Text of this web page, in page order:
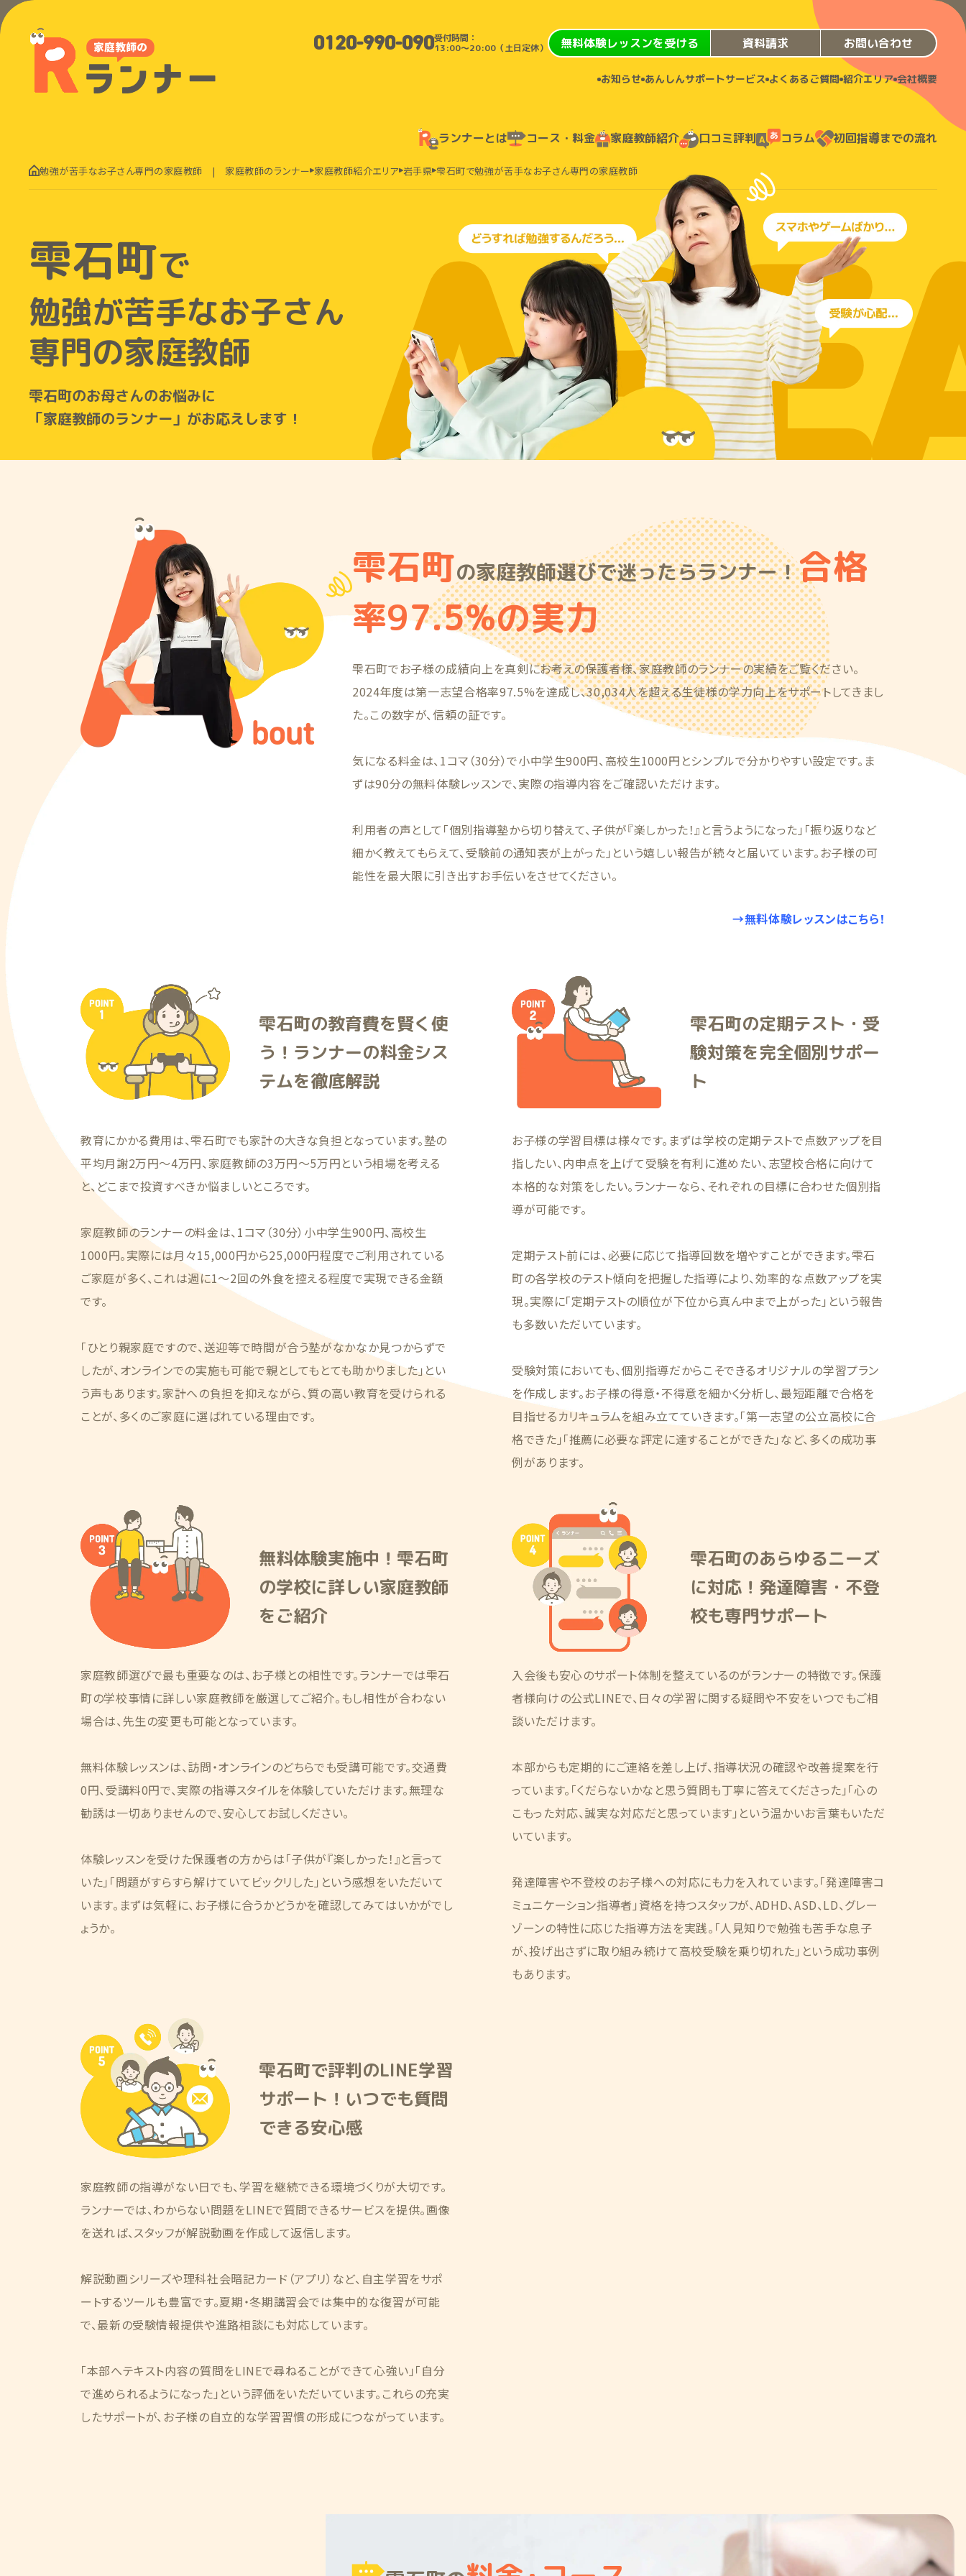
0120-990-090受付時間：
13:00〜20:00（土日定休）
無料体験レッスンを受ける 資料請求 お問い合わせ
お知らせ あんしんサポートサービス よくあるご質問 紹介エリア 会社概要
ランナーとは コース・料金 家庭教師紹介 口コミ評判 コラム 初回指導までの流れ
勉強が苦手なお子さん専門の家庭教師 | 家庭教師のランナー 家庭教師紹介エリア 岩手県 雫石町で勉強が苦手なお子さん専門の家庭教師
雫石町で
勉強が苦手なお子さん
専門の家庭教師
雫石町のお母さんのお悩みに
「家庭教師のランナー」がお応えします！
雫石町の家庭教師選びで迷ったらランナー！合格
率97.5%の実力
雫石町でお子様の成績向上を真剣にお考えの保護者様、家庭教師のランナーの実績をご覧ください。
2024年度は第一志望合格率97.5%を達成し、30,034人を超える生徒様の学力向上をサポートしてきまし
た。この数字が、信頼の証です。
気になる料金は、1コマ（30分）で小中学生900円、高校生1000円とシンプルで分かりやすい設定です。ま
ずは90分の無料体験レッスンで、実際の指導内容をご確認いただけます。
利用者の声として「個別指導塾から切り替えて、子供が『楽しかった！』と言うようになった」「振り返りなど
細かく教えてもらえて、受験前の通知表が上がった」という嬉しい報告が続々と届いています。お子様の可
能性を最大限に引き出すお手伝いをさせてください。
→無料体験レッスンはこちら！
雫石町の教育費を賢く使
う！ランナーの料金シス
テムを徹底解説
教育にかかる費用は、雫石町でも家計の大きな負担となっています。塾の
平均月謝2万円〜4万円、家庭教師の3万円〜5万円という相場を考える
と、どこまで投資すべきか悩ましいところです。
家庭教師のランナーの料金は、1コマ（30分）小中学生900円、高校生
1000円。実際には月々15,000円から25,000円程度でご利用されている
ご家庭が多く、これは週に1〜2回の外食を控える程度で実現できる金額
です。
「ひとり親家庭ですので、送迎等で時間が合う塾がなかなか見つからずで
したが、オンラインでの実施も可能で親としてもとても助かりました」とい
う声もあります。家計への負担を抑えながら、質の高い教育を受けられる
ことが、多くのご家庭に選ばれている理由です。
雫石町の定期テスト・受
験対策を完全個別サポー
ト
お子様の学習目標は様々です。まずは学校の定期テストで点数アップを目
指したい、内申点を上げて受験を有利に進めたい、志望校合格に向けて
本格的な対策をしたい。ランナーなら、それぞれの目標に合わせた個別指
導が可能です。
定期テスト前には、必要に応じて指導回数を増やすことができます。雫石
町の各学校のテスト傾向を把握した指導により、効率的な点数アップを実
現。実際に「定期テストの順位が下位から真ん中まで上がった」という報告
も多数いただいています。
受験対策においても、個別指導だからこそできるオリジナルの学習プラン
を作成します。お子様の得意・不得意を細かく分析し、最短距離で合格を
目指せるカリキュラムを組み立てていきます。「第一志望の公立高校に合
格できた」「推薦に必要な評定に達することができた」など、多くの成功事
例があります。
無料体験実施中！雫石町
の学校に詳しい家庭教師
をご紹介
家庭教師選びで最も重要なのは、お子様との相性です。ランナーでは雫石
町の学校事情に詳しい家庭教師を厳選してご紹介。もし相性が合わない
場合は、先生の変更も可能となっています。
無料体験レッスンは、訪問・オンラインのどちらでも受講可能です。交通費
0円、受講料0円で、実際の指導スタイルを体験していただけます。無理な
勧誘は一切ありませんので、安心してお試しください。
体験レッスンを受けた保護者の方からは「子供が『楽しかった！』と言って
いた」「問題がすらすら解けていてビックリした」という感想をいただいて
います。まずは気軽に、お子様に合うかどうかを確認してみてはいかがでし
ょうか。
雫石町のあらゆるニーズ
に対応！発達障害・不登
校も専門サポート
入会後も安心のサポート体制を整えているのがランナーの特徴です。保護
者様向けの公式LINEで、日々の学習に関する疑問や不安をいつでもご相
談いただけます。
本部からも定期的にご連絡を差し上げ、指導状況の確認や改善提案を行
っています。「くだらないかなと思う質問も丁寧に答えてくださった」「心の
こもった対応、誠実な対応だと思っています」という温かいお言葉もいただ
いています。
発達障害や不登校のお子様への対応にも力を入れています。「発達障害コ
ミュニケーション指導者」資格を持つスタッフが、ADHD、ASD、LD、グレー
ゾーンの特性に応じた指導方法を実践。「人見知りで勉強も苦手な息子
が、投げ出さずに取り組み続けて高校受験を乗り切れた」という成功事例
もあります。
雫石町で評判のLINE学習
サポート！いつでも質問
できる安心感
家庭教師の指導がない日でも、学習を継続できる環境づくりが大切です。
ランナーでは、わからない問題をLINEで質問できるサービスを提供。画像
を送れば、スタッフが解説動画を作成して返信します。
解説動画シリーズや理科社会暗記カード（アプリ）など、自主学習をサポ
ートするツールも豊富です。夏期・冬期講習会では集中的な復習が可能
で、最新の受験情報提供や進路相談にも対応しています。
「本部へテキスト内容の質問をLINEで尋ねることができて心強い」「自分
で進められるようになった」という評価をいただいています。これらの充実
したサポートが、お子様の自立的な学習習慣の形成につながっています。